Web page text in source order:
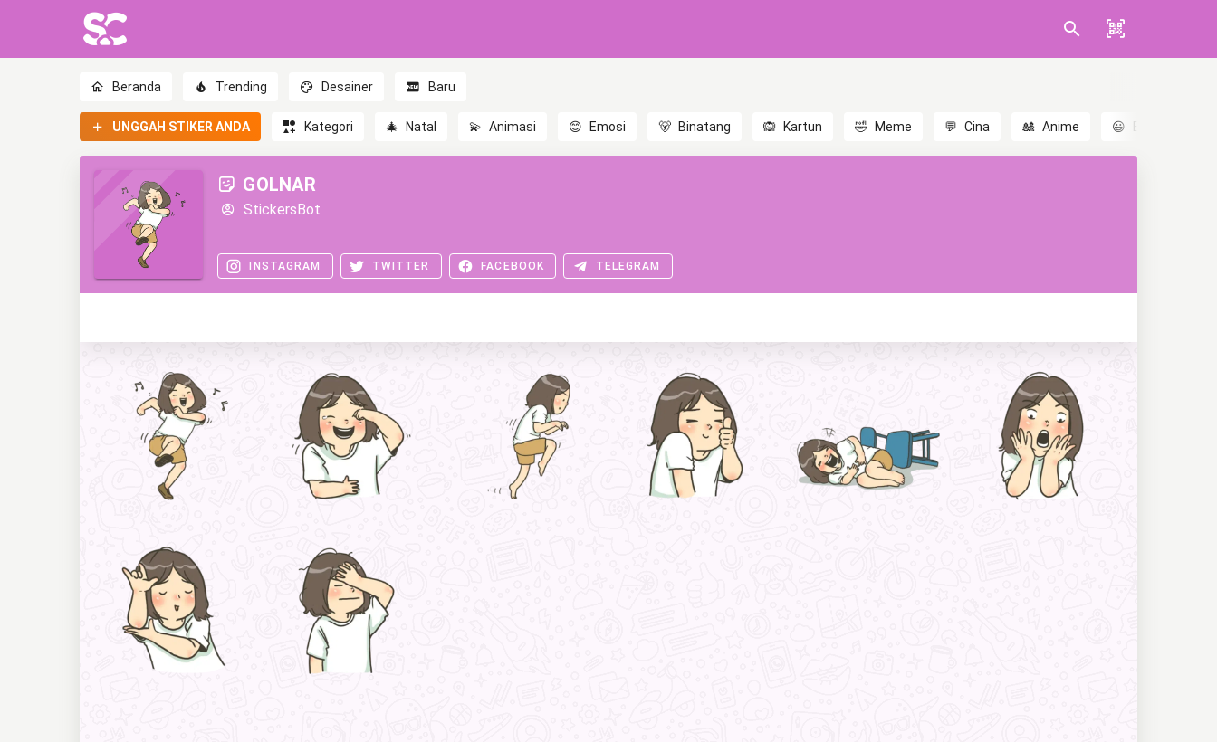
Beranda Trending Desainer Baru
UNGGAH STIKER ANDA Kategori 🎄 Natal 💫 Animasi 😊 Emosi 🐻 Binatang 🙉 Kartun 🤣 Meme 💬 Cina 🎎 Anime 😃
GOLNAR
StickersBot
INSTAGRAM TWITTER FACEBOOK TELEGRAM